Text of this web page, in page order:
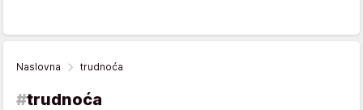
Naslovna trudnoća
#trudnoća